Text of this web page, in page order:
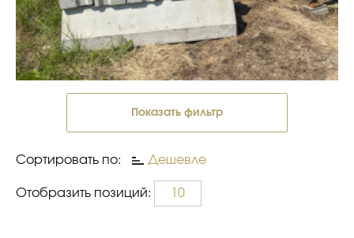
Показать фильтр
Сортировать по: Дешевле
Отобразить позиций: 10